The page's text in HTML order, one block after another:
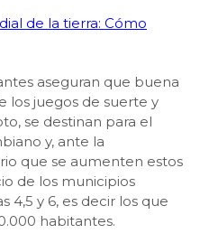
de la tierra: Cómo
aseguran que buena
los juegos de suerte y
se destinan para el
y, ante la
que se aumenten estos
de los municipios
4,5 y 6, es decir los que
habitantes.